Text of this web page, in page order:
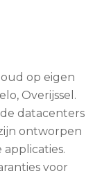
op eigen
Overijssel.
datacenters
ontworpen
voor